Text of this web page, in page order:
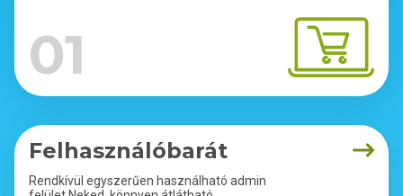
01
Felhasználóbarát
Rendkívül egyszerűen használható admin